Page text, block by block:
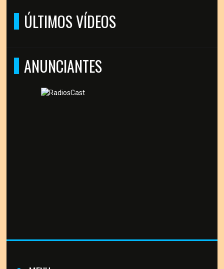
ÚLTIMOS VÍDEOS
ANUNCIANTES